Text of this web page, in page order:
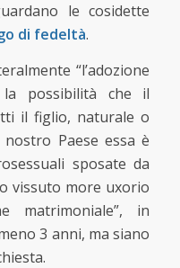
le cosidette
di fedeltà.
“l’adozione
possibilità che il
il figlio, naturale o
Paese essa è
sposate da
vissuto more uxorio
matrimoniale”, in
3 anni, ma siano